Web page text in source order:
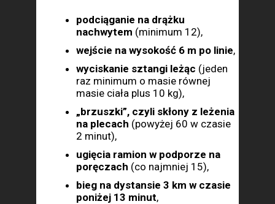
pod­ciąganie na drążku
nachwytem (mini­mum 12),
wejście na wysokość 6 m po linie,
wyciskanie sztangi leżąc (jeden
raz minimum o masie równej
masie cia­ła plus 10 kg),
„brzuszki”, czyli skłony z leżenia
na plecach (powyżej 60 w czasie
2 minut),
ugię­cia ramion w podporze na
poręczach (co naj­mniej 15),
bieg na dystan­sie 3 km w czasie
poniżej 13 minut,